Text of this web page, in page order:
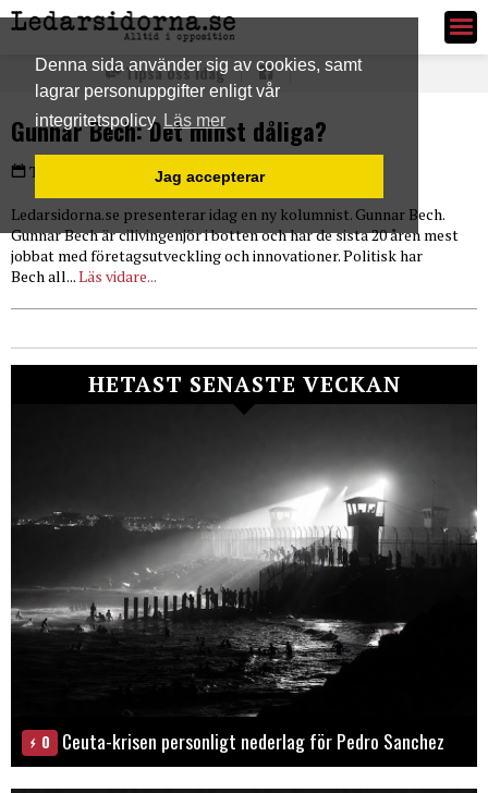
Denna sida använder sig av cookies, samt
lagrar personuppgifter enligt vår
integritetspolicy Läs mer
Jag accepterar
Ledarsidorna.se
Tipsa oss idag
Gunnar Bech: Det minst dåliga?
Torsdag 22 jan 2015 PLUS
Ledarsidorna.se presenterar idag en ny kolumnist. Gunnar Bech.
Gunnar Bech är cilivingenjör i botten och har de sista 20 åren mest
jobbat med företagsutveckling och innovationer. Politisk har
Bech all...Läs vidare...
HETAST SENASTE VECKAN
0 Ceuta-krisen personligt nederlag för Pedro Sanchez